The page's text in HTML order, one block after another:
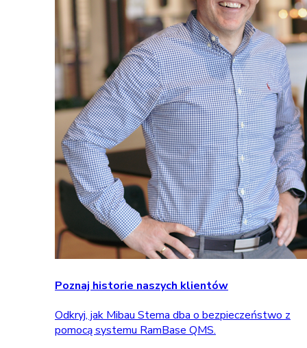
Poznaj historie naszych klientów
Odkryj, jak Mibau Stema dba o bezpieczeństwo z
pomocą systemu RamBase QMS.